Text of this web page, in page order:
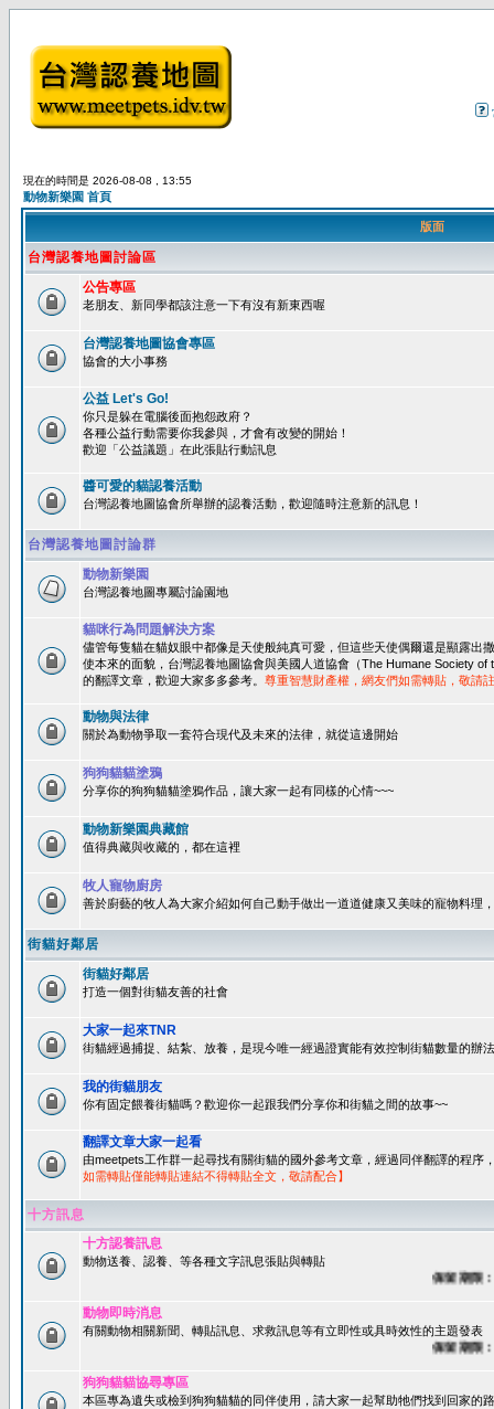
現在的時間是 2026-08-08 , 13:55
動物新樂園 首頁
版面
台灣認養地圖討論區
公告專區
老朋友、新同學都該注意一下有沒有新東西喔
台灣認養地圖協會專區
協會的大小事務
公益 Let's Go!
你只是躲在電腦後面抱怨政府？
各種公益行動需要你我參與，才會有改變的開始！
歡迎「公益議題」在此張貼行動訊息
醬可愛的貓認養活動
台灣認養地圖協會所舉辦的認養活動，歡迎隨時注意新的訊息！
台灣認養地圖討論群
動物新樂園
台灣認養地圖專屬討論園地
貓咪行為問題解決方案
儘管每隻貓在貓奴眼中都像是天使般純真可愛，但這些天使偶爾還是顯露出
使本來的面貌，台灣認養地圖協會與美國人道協會（The Humane Society
的翻譯文章，歡迎大家多多參考。 尊重智慧財產權，網友們如需轉貼，敬請
動物與法律
關於為動物爭取一套符合現代及未來的法律，就從這邊開始
狗狗貓貓塗鴉
分享你的狗狗貓貓塗鴉作品，讓大家一起有同樣的心情~~~
動物新樂園典藏館
值得典藏與收藏的，都在這裡
牧人寵物廚房
善於廚藝的牧人為大家介紹如何自己動手做出一道道健康又美味的寵物料理
街貓好鄰居
街貓好鄰居
打造一個對街貓友善的社會
大家一起來TNR
街貓經過捕捉、結紮、放養，是現今唯一經過證實能有效控制街貓數量的辦
我的街貓朋友
你有固定餵養街貓嗎？歡迎你一起跟我們分享你和街貓之間的故事~~
翻譯文章大家一起看
由meetpets工作群一起尋找有關街貓的國外參考文章，經過同伴翻譯的程序
如需轉貼僅能轉貼連結不得轉貼全文，敬請配合】
十方訊息
十方認養訊息
動物送養、認養、等各種文字訊息張貼與轉貼
保留期限：60
動物即時消息
有關動物相關新聞、轉貼訊息、求救訊息等有立即性或具時效性的主題發表
保留期限：45
狗狗貓貓協尋專區
本區專為遺失或檢到狗狗貓貓的同伴使用，請大家一起幫助牠們找到回家的